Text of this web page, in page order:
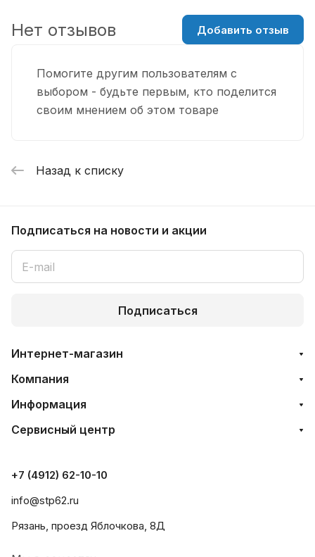
Помогите другим пользователям с
выбором - будьте первым, кто поделится
своим мнением об этом товаре
Нет отзывов Добавить отзыв
Назад к списку
Подписаться на новости и акции
Подписаться
Интернет-магазин
Компания
Информация
Сервисный центр
+7 (4912) 62-10-10
info@stp62.ru
Рязань, проезд Яблочкова, 8Д